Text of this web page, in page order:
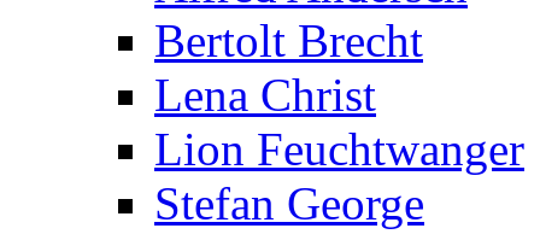
Bertolt Brecht
Lena Christ
Lion Feuchtwanger
Stefan George